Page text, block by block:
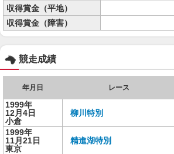
収得賞金（平地）
収得賞金（障害）
競走成績
年月日 レース
1999年
12月4日
小倉
柳川特別
1999年
11月21日
東京
精進湖特別